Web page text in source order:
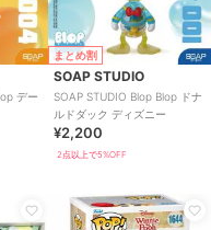
デー
まとめ割
SOAP STUDIO
SOAP STUDIO Blop Blop ドナ
ルドダック ディズニー
¥2,200
2点以上で5%OFF